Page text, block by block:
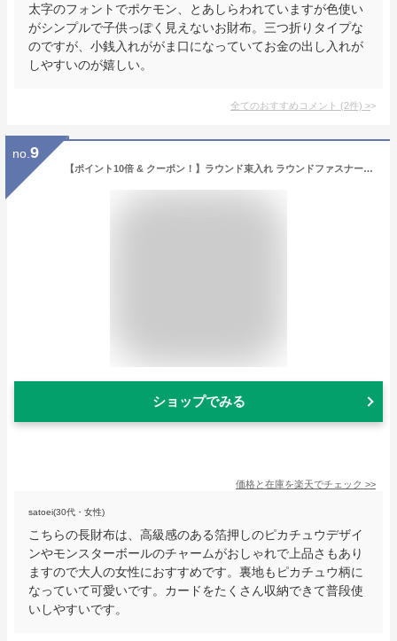
太字のフォントでポケモン、とあしらわれていますが色使い
がシンプルで子供っぽく見えないお財布。三つ折りタイプな
のですが、小銭入れががま口になっていてお金の出し入れが
しやすいのが嬉しい。
全てのおすすめコメント (2件) >
no. 9
【ポイント10倍 & クーポン！】ラウンド束入れ ラウンドファスナーロングウォレット レディース長財布 ポケットモンスター キルトシリーズ イエロー ポケモン サンアート プレゼント ギフト
ショップでみる
価格と在庫を楽天でチェック >>
satoei(30代・女性)
こちらの長財布は、高級感のある箔押しのピカチュウデザイ
ンやモンスターボールのチャームがおしゃれで上品さもあり
ますので大人の女性におすすめです。裏地もピカチュウ柄に
なっていて可愛いです。カードをたくさん収納できて普段使
いしやすいです。